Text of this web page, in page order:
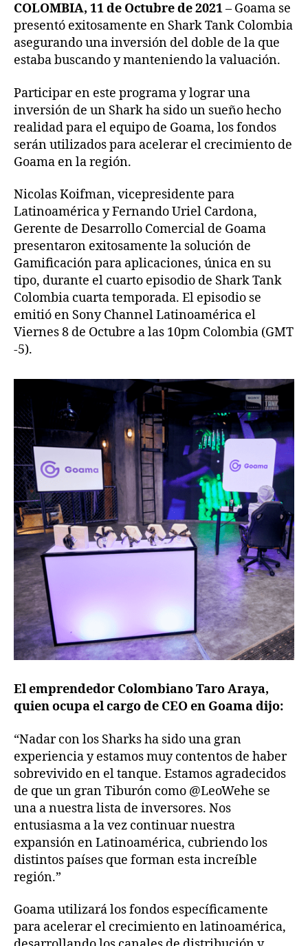
COLOMBIA, 11 de Octubre de 2021– Goama se
presentó exitosamente en Shark Tank Colombia
asegurando una inversión del doble de la que
estaba buscando y manteniendo la valuación.
Participar en este programa y lograr una
inversión de un Shark ha sido un sueño hecho
realidad para el equipo de Goama, los fondos
serán utilizados para acelerar el crecimiento de
Goama en la región.
Nicolas Koifman, vicepresidente para
Latinoamérica y Fernando Uriel Cardona,
Gerente de Desarrollo Comercial de Goama
presentaron exitosamente la solución de
Gamificación para aplicaciones, única en su
tipo, durante el cuarto episodio de Shark Tank
Colombia cuarta temporada. El episodio se
emitió en Sony Channel Latinoamérica el
Viernes 8 de Octubre a las 10pm Colombia (GMT
-5).
El emprendedor Colombiano Taro Araya,
quien ocupa el cargo de CEO en Goama dijo:
“Nadar con los Sharks ha sido una gran
experiencia y estamos muy contentos de haber
sobrevivido en el tanque. Estamos agradecidos
de que un gran Tiburón como @LeoWehe se
una a nuestra lista de inversores. Nos
entusiasma a la vez continuar nuestra
expansión en Latinoamérica, cubriendo los
distintos países que forman esta increíble
región.”
Goama utilizará los fondos específicamente
para acelerar el crecimiento en latinoamérica,